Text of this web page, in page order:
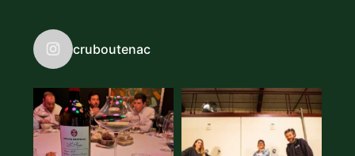
cruboutenac